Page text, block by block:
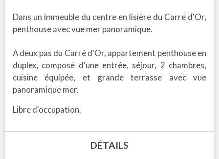
Dans un immeuble du centre en lisière du Carré d'Or,
penthouse avec vue mer panoramique.
A deux pas du Carré d'Or, appartement penthouse en
duplex, composé d'une entrée, séjour, 2 chambres,
cuisine équipée, et grande terrasse avec vue
panoramique mer.
Libre d'occupation.
DÉTAILS